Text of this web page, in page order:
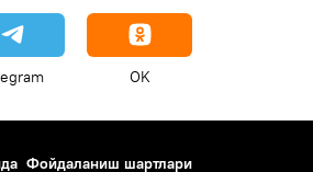
OK
Фойдаланиш шартлари